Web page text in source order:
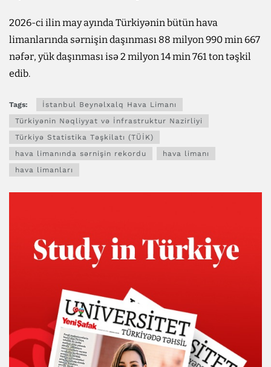
2026-ci ilin may ayında Türkiyənin bütün hava
limanlarında sərnişin daşınması 88 milyon 990 min 667
nəfər, yük daşınması isə 2 milyon 14 min 761 ton təşkil
edib.
Tags:
İstanbul Beynəlxalq Hava Limanı
Türkiyənin Nəqliyyat və İnfrastruktur Nazirliyi
Türkiyə Statistika Təşkilatı (TÜİK)
hava limanında sərnişin rekordu
hava limanı
hava limanları